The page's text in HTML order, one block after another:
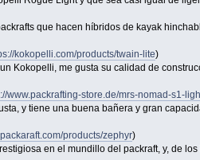
que hacen híbridos de kayak
kokopelli.com/products/twain-lite)
Kokopelli, me gusta su calidad de
www.packrafting-store.de/mrs-nomad-s1-
y tiene una buena bañera y gran
products/zephyr)
en el mundillo del packraft, y, de